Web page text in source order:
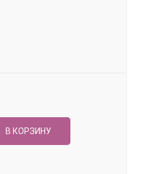
В КОРЗИНУ